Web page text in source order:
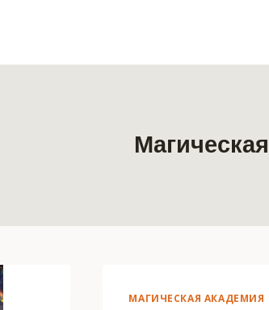
МАГИЧЕСКАЯ АКАДЕМИЯ